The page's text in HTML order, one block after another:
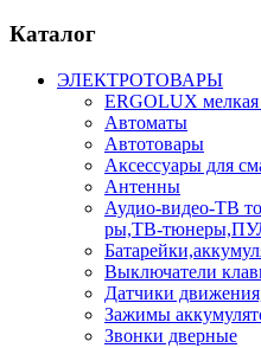
Каталог
ЭЛЕКТРОТОВАРЫ
ERGOLUX мелкая
Автоматы
Автотовары
Аксессуары для
Антенны
Аудио-видео-ТВ
ры,ТВ-
Выключатели
Датчики
Зажимы
Звонки дверные